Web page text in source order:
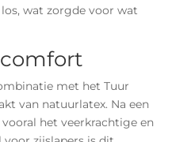
wat zorgde voor wat
met het Tuur
van natuurlatex. Na een
het veerkrachtige en